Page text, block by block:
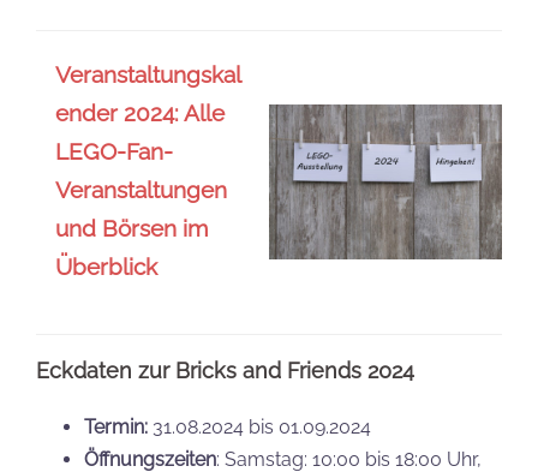
Veranstaltungskal
ender 2024: Alle
LEGO-Fan-
Veranstaltungen
und Börsen im
Überblick
Eckdaten zur Bricks and Friends 2024
Termin: 31.08.2024 bis 01.09.2024
Öffnungszeiten: Samstag: 10:00 bis 18:00 Uhr,